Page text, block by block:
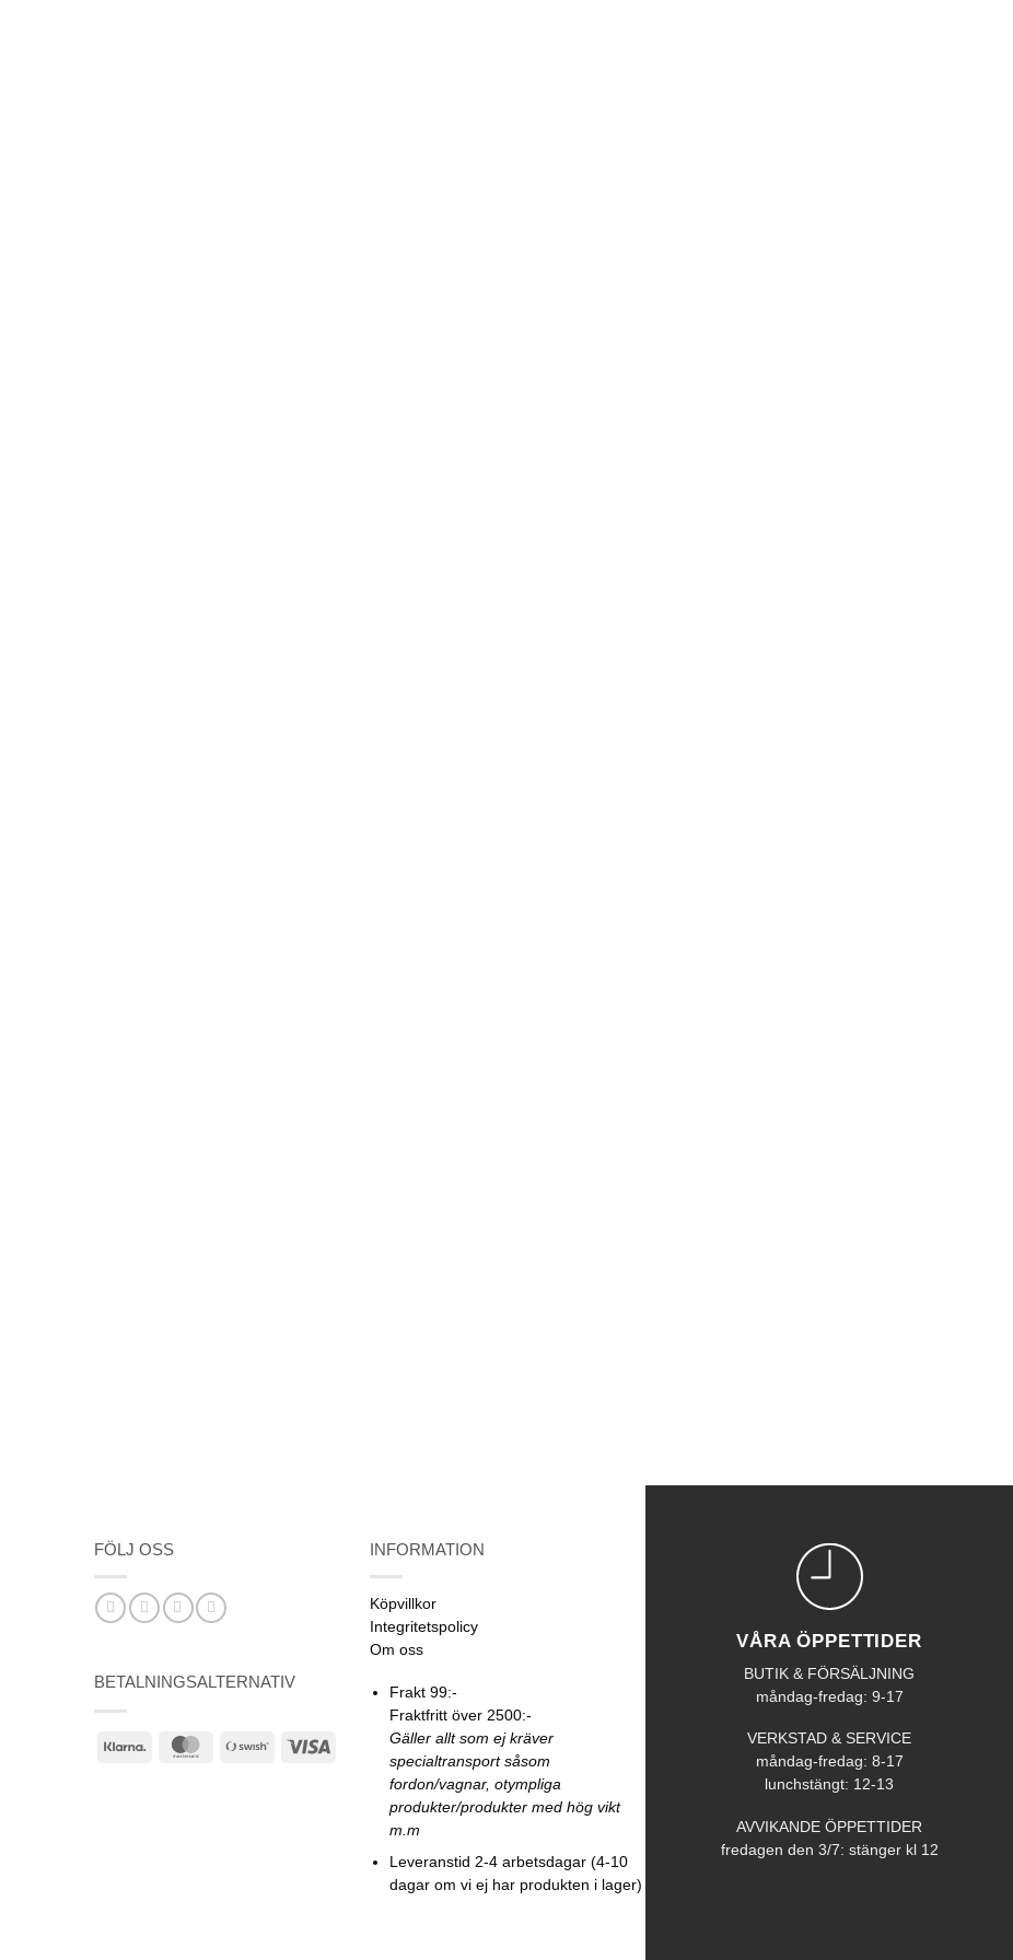
FÖLJ OSS
BETALNINGSALTERNATIV
Klarna MasterCardSwish
INFORMATION
Köpvillkor
Integritetspolicy
Om oss
Frakt 99:-
Fraktfritt över 2500:-
Gäller allt som ej kräver
specialtransport såsom
fordon/vagnar, otympliga
produkter/produkter med hög vikt
m.m
Leveranstid 2-4 arbetsdagar (4-10
dagar om vi ej har produkten i lager)
VÅRA ÖPPETTIDER
BUTIK & FÖRSÄLJNING
måndag-fredag: 9-17
VERKSTAD & SERVICE
måndag-fredag: 8-17
lunchstängt: 12-13
AVVIKANDE ÖPPETTIDER
fredagen den 3/7: stänger kl 12